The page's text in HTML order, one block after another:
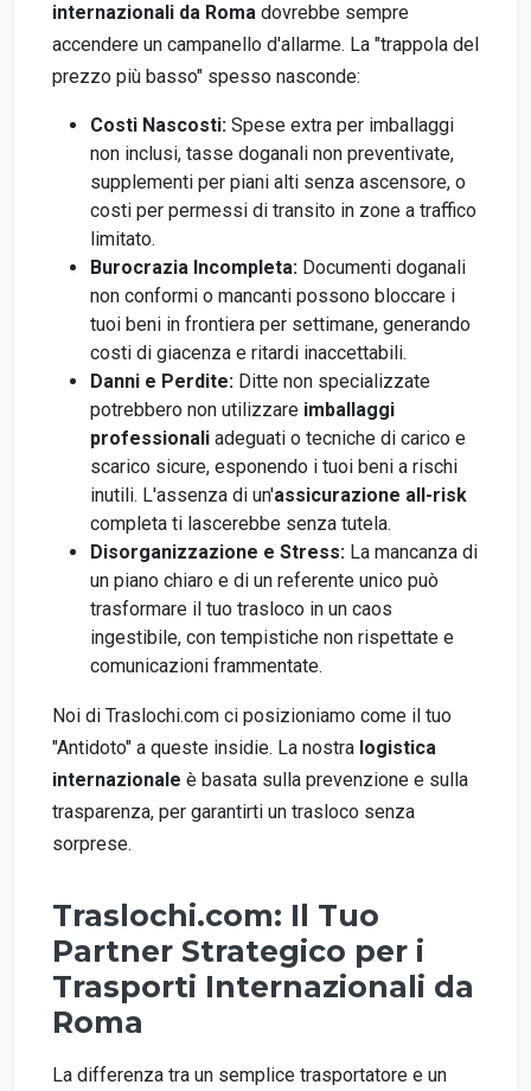
internazionali da Roma dovrebbe sempre
accendere un campanello d'allarme. La "trappola del
prezzo più basso" spesso nasconde:
Costi Nascosti: Spese extra per imballaggi
non inclusi, tasse doganali non preventivate,
supplementi per piani alti senza ascensore, o
costi per permessi di transito in zone a traffico
limitato.
Burocrazia Incompleta: Documenti doganali
non conformi o mancanti possono bloccare i
tuoi beni in frontiera per settimane, generando
costi di giacenza e ritardi inaccettabili.
Danni e Perdite: Ditte non specializzate
potrebbero non utilizzare imballaggi
professionali adeguati o tecniche di carico e
scarico sicure, esponendo i tuoi beni a rischi
inutili. L'assenza di un'assicurazione all-risk
completa ti lascerebbe senza tutela.
Disorganizzazione e Stress: La mancanza di
un piano chiaro e di un referente unico può
trasformare il tuo trasloco in un caos
ingestibile, con tempistiche non rispettate e
comunicazioni frammentate.
Noi di Traslochi.com ci posizioniamo come il tuo
"Antidoto" a queste insidie. La nostra logistica
internazionale è basata sulla prevenzione e sulla
trasparenza, per garantirti un trasloco senza
sorprese.
Traslochi.com: Il Tuo
Partner Strategico per i
Trasporti Internazionali da
Roma
La differenza tra un semplice trasportatore e un